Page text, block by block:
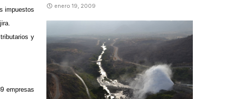
impuestos
y
empresas
enero 19, 2009